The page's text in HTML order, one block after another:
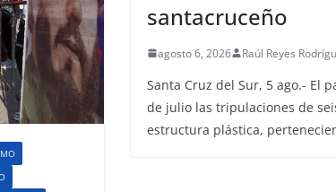
santacruceño
agosto 6, 2026 Raúl Reyes
Santa Cruz del Sur, 5 ago.- El
de julio las tripulaciones de
estructura plástica,